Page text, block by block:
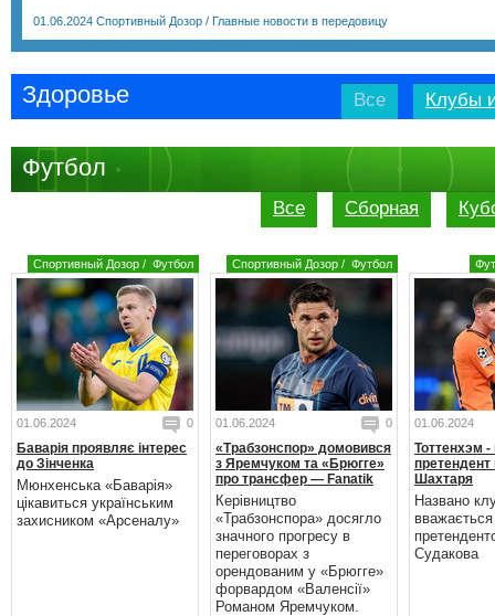
01.06.2024 Спортивный Дозор / Главные новости в передовицу
Здоровье Все Клубы
Футбол
Все Сборная
Спортивный Дозор / Футбол
01.06.2024 0
Баварія проявляє інтерес
до Зінченка
Мюнхенська «Баварія»
цікавиться українським
захисником «Арсеналу»
Спортивный Дозор / Футбол
01.06.2024 0
«Трабзонспор» домовився
з Яремчуком та «Брюгге»
про трансфер — Fanatik
Керівництво
«Трабзонспора» досягло
значного прогресу в
переговорах з
орендованим у «Брюгге»
форвардом «Валенсії»
Романом Яремчуком.
01.06.2024
Тоттенхэм -
претендент
Шахтаря
Названо
Судакова